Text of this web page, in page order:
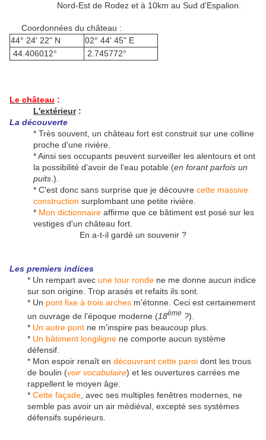
Nord-Est de Rodez et à 10km au Sud d'Espalion.
Coordonnées du château :
44° 24' 22" N
02° 44' 45" E
44.406012°
2.745772°
Le château :
L'extérieur:
La découverte
* Très souvent, un château fort est construit sur une colline
proche d'une rivière.
* Ainsi ses occupants peuvent surveiller les alentours et ont
la possibilité d'avoir de l'eau potable (en forant parfois un
puits .).
* C'est donc sans surprise que je découvre cette massive
construction surplombant une petite rivière.
* Mon dictionnaire affirme que ce bâtiment est posé sur les
vestiges d'un château fort.
En a-t-il gardé un souvenir ?
Les premiers indices
* Un rempart avec une tour ronde ne me donne aucun indice
sur son origine. Trop arasés et refaits ils sont.
* Un pont fixe à trois arches m'étonne. Ceci est certainement
un ouvrage de l'époque moderne (18ème ?).
* Un autre pont ne m'inspire pas beaucoup plus.
* Un bâtiment longiligne ne comporte aucun système
défensif.
* Mon espoir renaît en découvrant cette paroi dont les trous
de boulin (voir vocabulaire) et les ouvertures carrées me
rappellent le moyen âge.
* Cette façade , avec ses multiples fenêtres modernes, ne
semble pas avoir un air médiéval, excepté ses systèmes
défensifs supérieurs.